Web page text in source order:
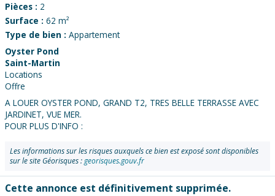
Pièces : 2
Surface : 62 m²
Type de bien : Appartement
Oyster Pond
Saint-Martin
Locations
Offre
A LOUER OYSTER POND, GRAND T2, TRES BELLE TERRASSE AVEC
JARDINET, VUE MER.
POUR PLUS D'INFO :
Les informations sur les risques auxquels ce bien est exposé sont disponibles
sur le site Géorisques :georisques.gouv.fr
Cette annonce est définitivement supprimée.